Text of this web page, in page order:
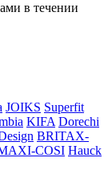
в течении
JOIKS Superfit
KIFA Dorechi
BRITAX-
COSI Hauck